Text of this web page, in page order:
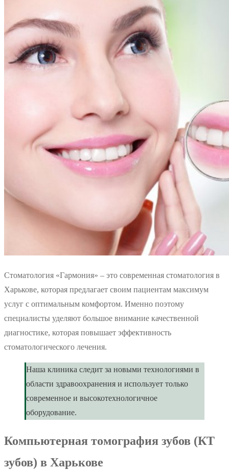
Стоматология «Гармония» – это современная стоматология в
Харькове, которая предлагает своим пациентам максимум
услуг с оптимальным комфортом. Именно поэтому
специалисты уделяют большое внимание качественной
диагностике, которая повышает эффективность
стоматологического лечения.
Наша клиника следит за новыми технологиями в
области здравоохранения и использует только
современное и высокотехнологичное
оборудование.
Компьютерная томография зубов (КТ
зубов) в Харькове